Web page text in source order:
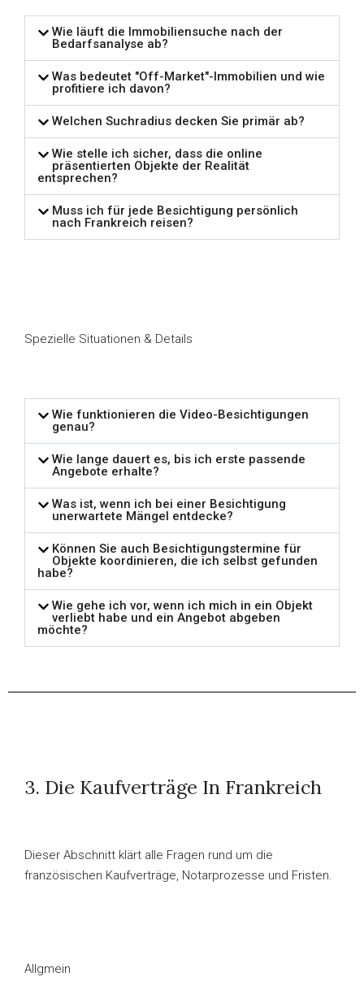
Wie läuft die Immobiliensuche nach der
Bedarfsanalyse ab?
Was bedeutet "Off-Market"-Immobilien und wie
profitiere ich davon?
Welchen Suchradius decken Sie primär ab?
Wie stelle ich sicher, dass die online
präsentierten Objekte der Realität
entsprechen?
Muss ich für jede Besichtigung persönlich
nach Frankreich reisen?
Spezielle Situationen & Details
Wie funktionieren die Video-Besichtigungen
genau?
Wie lange dauert es, bis ich erste passende
Angebote erhalte?
Was ist, wenn ich bei einer Besichtigung
unerwartete Mängel entdecke?
Können Sie auch Besichtigungstermine für
Objekte koordinieren, die ich selbst gefunden
habe?
Wie gehe ich vor, wenn ich mich in ein Objekt
verliebt habe und ein Angebot abgeben
möchte?
3. Die Kaufverträge In Frankreich
Dieser Abschnitt klärt alle Fragen rund um die
französischen Kaufverträge, Notarprozesse und Fristen.
Allgmein